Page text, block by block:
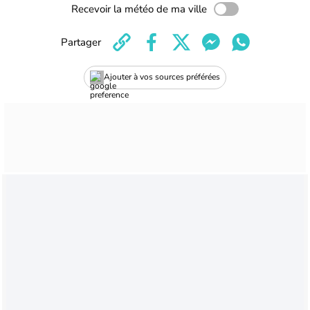
Recevoir la météo de ma ville
Ajouter à vos sources préférées
Partager